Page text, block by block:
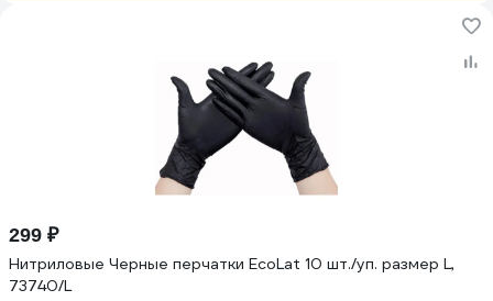
299 ₽
Нитриловые Черные перчатки EcoLat 10 шт./уп. размер L,
73740/L